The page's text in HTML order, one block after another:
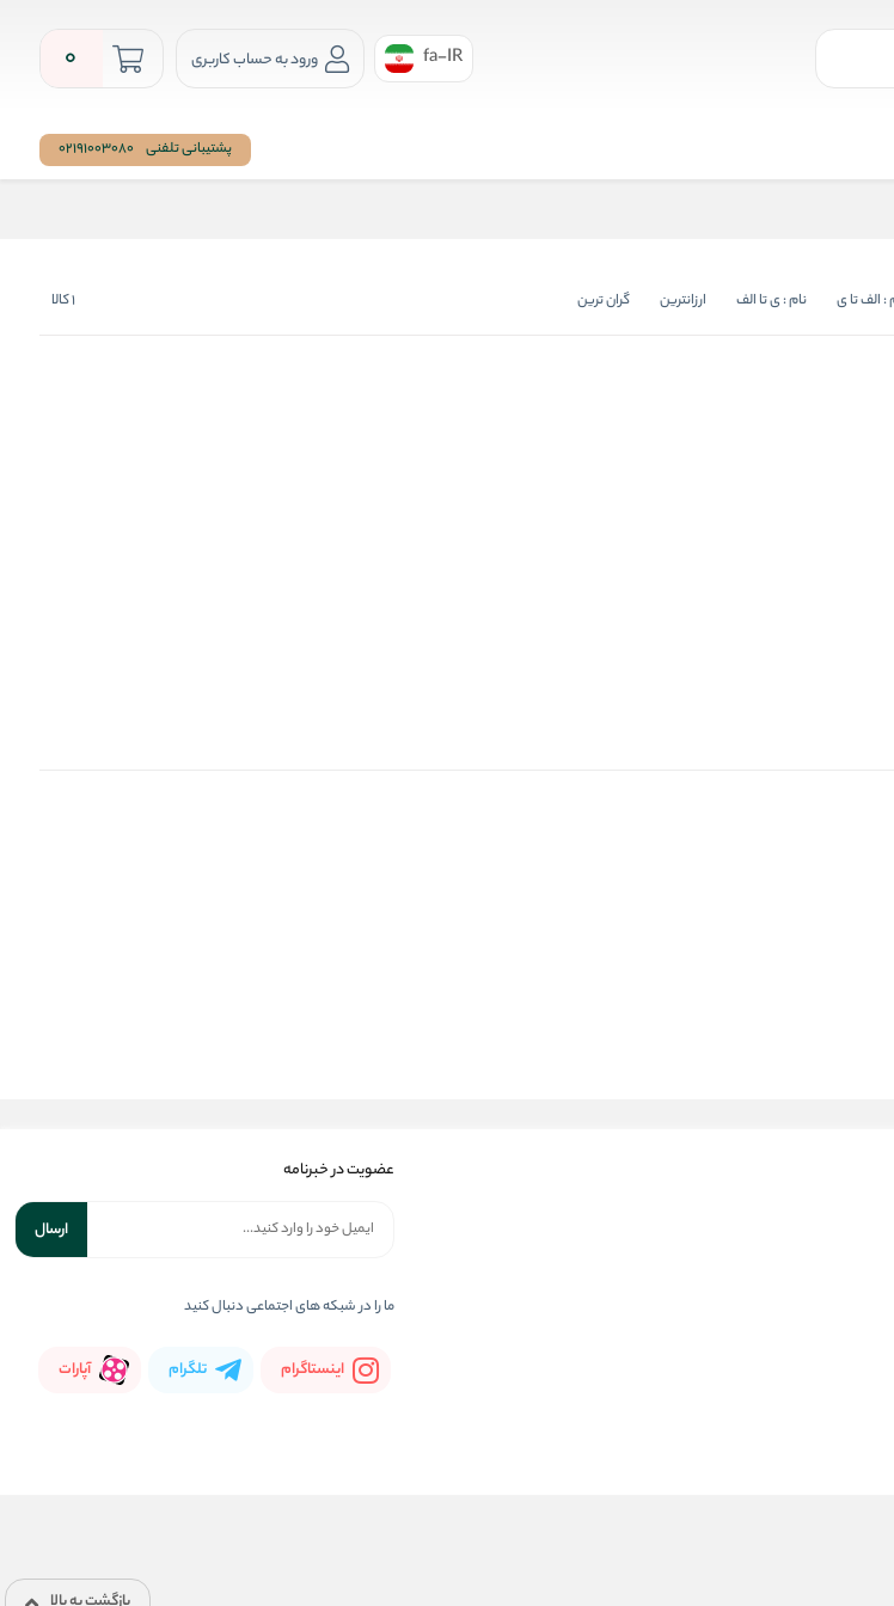
fa-IR ورود به حساب کاربری 0
پشتیبانی تلفنی 02191003080
: الف تا ی نام : ی تا الف ارزانترین گران ترین 1کالا
عضویت در خبرنامه
ارسال
ما را در شبکه های اجتماعی دنبال کنید
اینستاگرام تلگرام آپارات